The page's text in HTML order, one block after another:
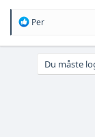
R
Per
Du måste